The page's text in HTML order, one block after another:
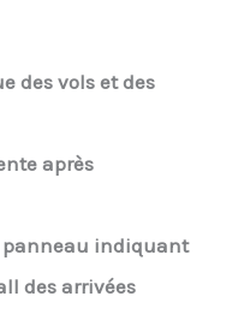
des vols et des
après
panneau indiquant
des arrivées